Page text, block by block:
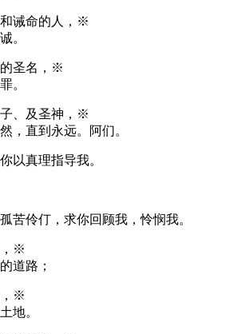
和诫命的人，※
。
的圣名，※
。
、及圣神，※
，直到永远。阿们。
以真理指导我。
孤苦伶仃，求你回顾我，怜悯我。
，※
道路；
，※
地。